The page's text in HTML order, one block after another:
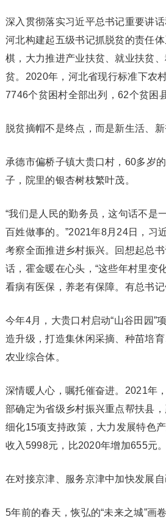
深入贯彻落实习近平总书记重要讲
河北构建起五级书记抓脱贫的责任体
棋，大力推进产业扶贫、就业扶贫
贫。2020年，河北省现行标准下农
7746个贫困村全部出列，62个贫困
脱贫摘帽不是终点，而是新生活、新
承德市偏桥子镇大贵口村，60多岁
子，院里的银杏树枝繁叶茂。
“我们是人民的勤务员，这句话不是
百姓做事的。”2021年8月24日，习
考察全面推进乡村振兴。回想起总
话，霍金暖在心头，“这些年村里变
看病有医保，养老有保障。有总书
今年4月，大贵口村启动“山谷田园”
造升级，打造集休闲采摘、种苗培
农业综合体。
深情暖人心，嘱托催奋进。2021年
部确定为省级乡村振兴重点帮扶县，
细化15项支持政策，大力发展特色
收入5998元，比2020年增加655元。
在对接京津、服务京津中加快发展自
5年前的春天，恢弘的“未来之城”画